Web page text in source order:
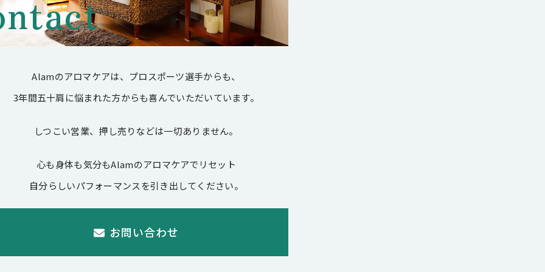
Alamのアロマケアは、プロスポーツ選手からも、
3年間五十肩に悩まれた方からも喜んでいただいています。
しつこい営業、押し売りなどは一切ありません。
心も身体も気分もAlamのアロマケアでリセット
自分らしいパフォーマンスを引き出してください。
お問い合わせ